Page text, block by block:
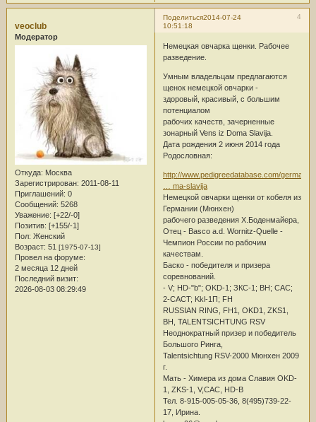
Поделиться 4
2014-07-24
10:51:18
veoclub
Модератор
Откуда: Москва
Зарегистрирован: 2011-08-11
Приглашений: 0
Сообщений: 5268
Уважение: [+22/-0]
Позитив: [+155/-1]
Пол: Женский
Возраст: 51 [1975-07-13]
Провел на форуме:
2 месяца 12 дней
Последний визит:
2026-08-03 08:29:49
Немецкая овчарка щенки. Рабочее
разведение.
Умным владельцам предлагаются
щенок немецкой овчарки -
здоровый, красивый, с большим
потенциалом
рабочих качеств, зачерненные
зонарный Vens iz Doma Slavija.
Дата рождения 2 июня 2014 года
Родословная:
http://www.pedigreedatabase.com/german_
… ma-slavija
Немецкой овчарки щенки от кобеля из
Германии (Мюнхен)
рабочего разведения Х.Боденмайера,
Отец - Basco a.d. Wornitz-Quelle -
Чемпион России по рабочим
качествам.
Баско - победителя и призера
соревнований.
- V; HD-"b"; OKD-1; ЗКС-1; BH; CAC;
2-CACT; Kkl-1П; FH
RUSSIAN RING, FH1, OKD1, ZKS1,
BH, TALENTSICHTUNG RSV
Неоднократный призер и победитель
Большого Ринга,
Talentsichtung RSV-2000 Мюнхен 2009
г.
Мать - Химера из дома Славия OKD-
1, ZKS-1, V,CAC, HD-B
Тел. 8-915-005-05-36, 8(495)739-22-
17, Ирина.